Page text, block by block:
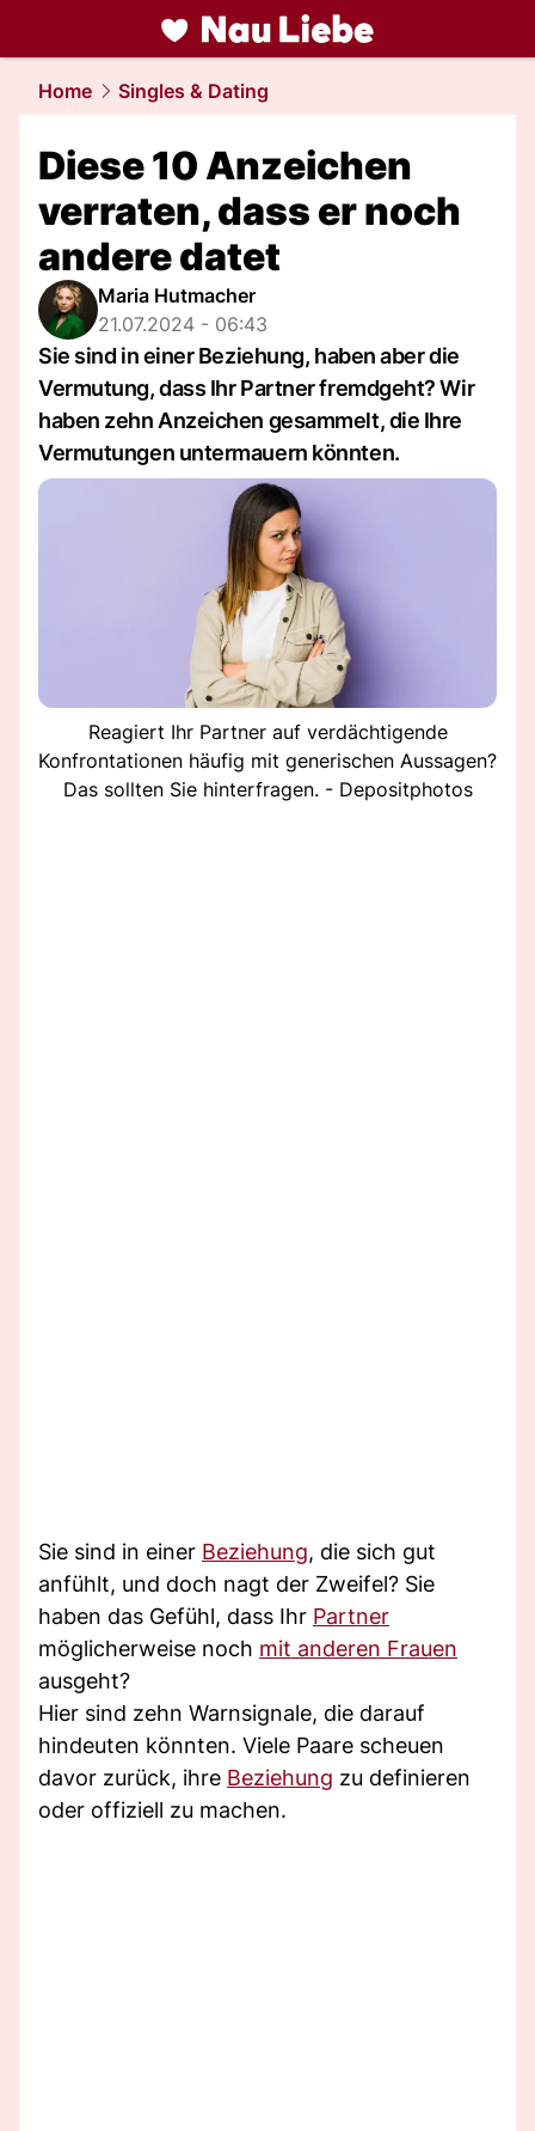
liebe.NAU.ch
Home Singles & Dating
Diese 10 Anzeichen
verraten, dass er noch
andere datet
Maria Hutmacher
21.07.2024 - 06:43
Sie sind in einer Beziehung, haben aber die
Vermutung, dass Ihr Partner fremdgeht? Wir
haben zehn Anzeichen gesammelt, die Ihre
Vermutungen untermauern könnten.
Reagiert Ihr Partner auf verdächtigende
Konfrontationen häufig mit generischen Aussagen?
Das sollten Sie hinterfragen. - Depositphotos
Sie sind in einer Beziehung, die sich gut
anfühlt, und doch nagt der Zweifel? Sie
haben das Gefühl, dass Ihr Partner
möglicherweise noch mit anderen Frauen
ausgeht?
Hier sind zehn Warnsignale, die darauf
hindeuten könnten. Viele Paare scheuen
davor zurück, ihre Beziehung zu definieren
oder offiziell zu machen.